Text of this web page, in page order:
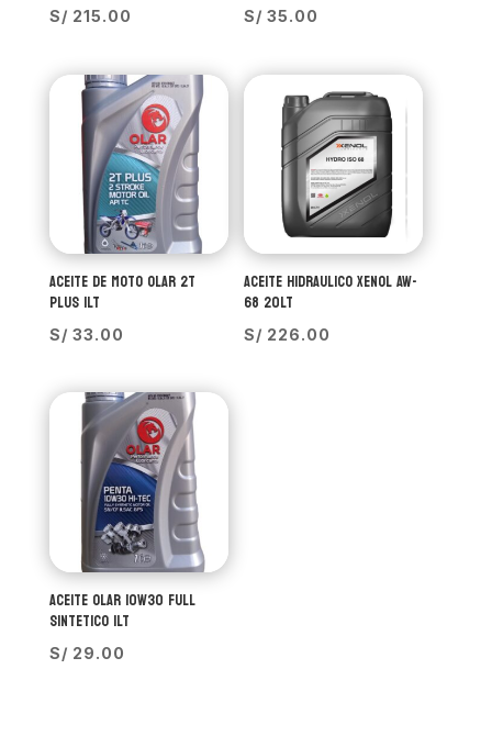
S/ 215.00 S/ 35.00
ACEITE DE MOTO OLAR 2T
PLUS 1LT
S/ 33.00
ACEITE HIDRAULICO XENOL AW-
68 20LT
S/ 226.00
ACEITE OLAR 10W30 FULL
SINTETICO 1LT
S/ 29.00